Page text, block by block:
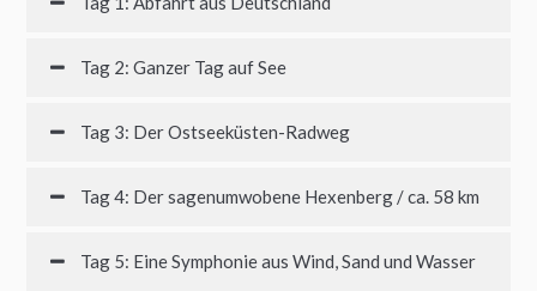
Tag 2: Ganzer Tag auf See
Tag 3: Der Ostseeküsten-Radweg
Tag 4: Der sagenumwobene Hexenberg / ca. 58 km
Tag 5: Eine Symphonie aus Wind, Sand und Wasser